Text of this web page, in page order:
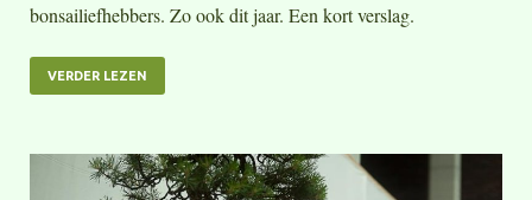
bonsailiefhebbers. Zo ook dit jaar. Een kort verslag.
VERDER LEZEN